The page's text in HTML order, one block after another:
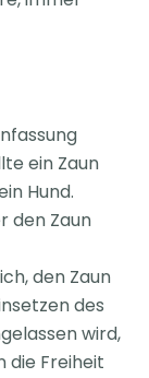
ein Zaun
Hund.
den Zaun
den Zaun
des
wird,
die Freiheit